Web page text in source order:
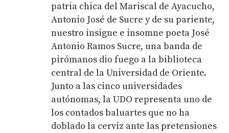
patria chica del Mariscal de Ayacucho,
Antonio José de Sucre y de su pariente,
nuestro insigne e insomne poeta José
Antonio Ramos Sucre, una banda de
pirómanos dio fuego a la biblioteca
central de la Universidad de Oriente.
Junto a las cinco universidades
autónomas, la UDO representa uno de
los contados baluartes que no ha
doblado la cerviz ante las pretensiones